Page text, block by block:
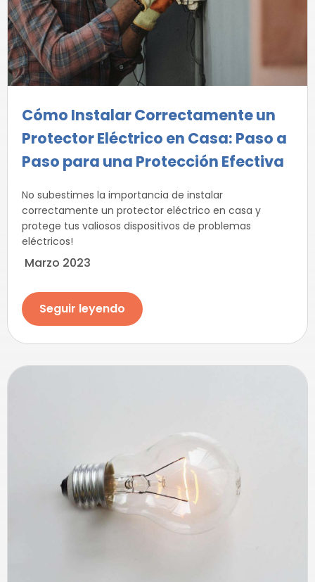
Cómo Instalar Correctamente un
Protector Eléctrico en Casa: Paso a
Paso para una Protección Efectiva
No subestimes la importancia de instalar
correctamente un protector eléctrico en casa y
protege tus valiosos dispositivos de problemas
eléctricos!
Marzo 2023
Seguir leyendo